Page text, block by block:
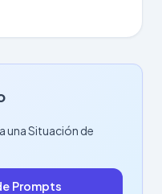
una Situación de
Prompts